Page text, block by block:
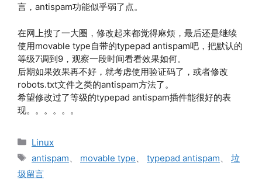
言，antispam功能似乎弱了点。
在网上搜了一大圈，修改起来都觉得麻烦，最后还是继续
使用movable type自带的typepad antispam吧，把默认的
等级7调到9，观察一段时间看看效果如何。
后期如果效果再不好，就考虑使用验证码了，或者修改
robots.txt文件之类的antispam方法了。
希望修改过了等级的typepad antispam插件能很好的表
现。。。。。。
分
Linux
标
签
antispam movable type typepad antispam
垃
圾留言